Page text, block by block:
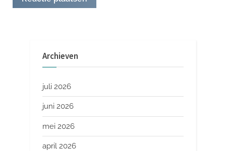
Archieven
juli 2026
juni 2026
mei 2026
april 2026